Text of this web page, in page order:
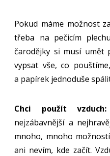
Pokud máme možnost
třeba na pečicím
čarodějky si musí umět
vypsat vše, co
a papírek jednoduše
Chci použít vzduch:
nejzábavnější a
mnoho, mnoho
ani nevím, kde začít.